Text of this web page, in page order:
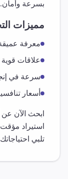
بسرعة وأمان.
مميزات
معرفة
علاقات قوية
سرعة في
أسعار
ابحث الآن
استيراد مؤقت
تلبي